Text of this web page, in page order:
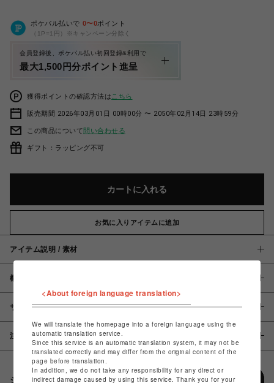
ポケパル払いで 0〜0ポイント
（1P=1円）※キャンペーン分除く
会員登録後、ポケパル払い初回登録&利用で
最大1,500円分ポイント進呈
獲得ポイントの確認方法は こちら
販売期間 2026年03月01日 00時00分 〜 2050年02月14日 23時59分
この商品について問い合わせる
ギフト：ラッピング不可
カートに入れる
お気に入りアイテムに追加
アイテム説明 / 素材
概要
サイズ
注意事項
シェアする
<About foreign language translation>
We will translate the homepage into a foreign language using the
automatic translation service.
Since this service is an automatic translation system, it may not be
translated correctly and may differ from the original content of the
page before translation.
In addition, we do not take any responsibility for any direct or
indirect damage caused by using this service. Thank you for your